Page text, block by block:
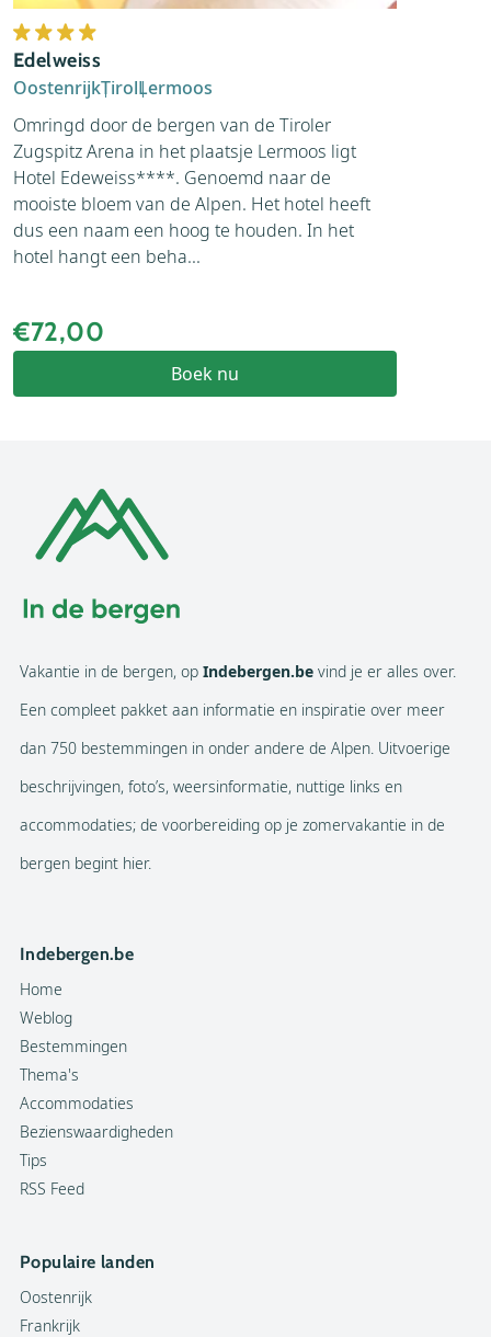
Edelweiss
OostenrijkTirolLermoos
Omringd door de bergen van de Tiroler
Zugspitz Arena in het plaatsje Lermoos ligt
Hotel Edeweiss****. Genoemd naar de
mooiste bloem van de Alpen. Het hotel heeft
dus een naam een hoog te houden. In het
hotel hangt een beha...
€72,00
Boek nu
Vakantie in de bergen, op Indebergen.be vind je er alles over.
Een compleet pakket aan informatie en inspiratie over meer
dan 750 bestemmingen in onder andere de Alpen. Uitvoerige
beschrijvingen, foto’s, weersinformatie, nuttige links en
accommodaties; de voorbereiding op je zomervakantie in de
bergen begint hier.
Indebergen.be
Home
Weblog
Bestemmingen
Thema's
Accommodaties
Bezienswaardigheden
Tips
RSS Feed
Populaire landen
Oostenrijk
Frankrijk